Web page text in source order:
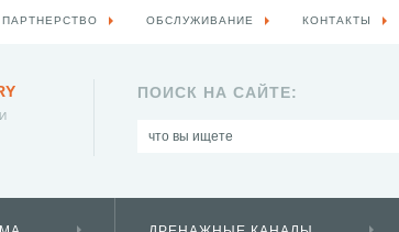
ПОИСК НА САЙТЕ:
ПАРТНЕРСТВО ОБСЛУЖИВАНИЕ КОНТАКТЫ